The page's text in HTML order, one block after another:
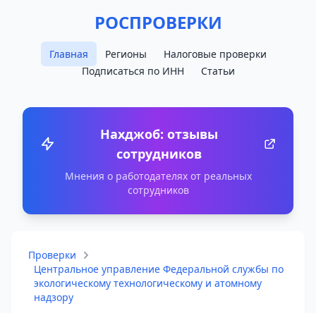
РОСПРОВЕРКИ
Главная Регионы
Налоговые проверки
Подписаться по ИНН
Статьи
Нахджоб: отзывы
сотрудников
Мнения о работодателях от реальных
сотрудников
Проверки
Центральное управление Федеральной службы по
экологическому технологическому и атомному
надзору